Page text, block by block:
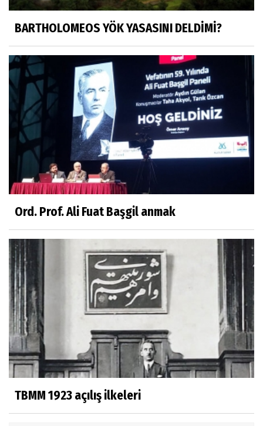
BARTHOLOMEOS YÖK YASASINI DELDİMİ?
Ord. Prof. Ali Fuat Başgil anmak
TBMM 1923 açılış ilkeleri